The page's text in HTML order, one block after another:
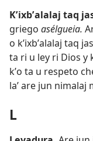
Kʼixbʼalalaj taq
griego asélgueia.
o kʼixbʼalalaj taq
ta ri u ley ri Dios y
kʼo ta u respeto
laʼ are jun nimalaj
L